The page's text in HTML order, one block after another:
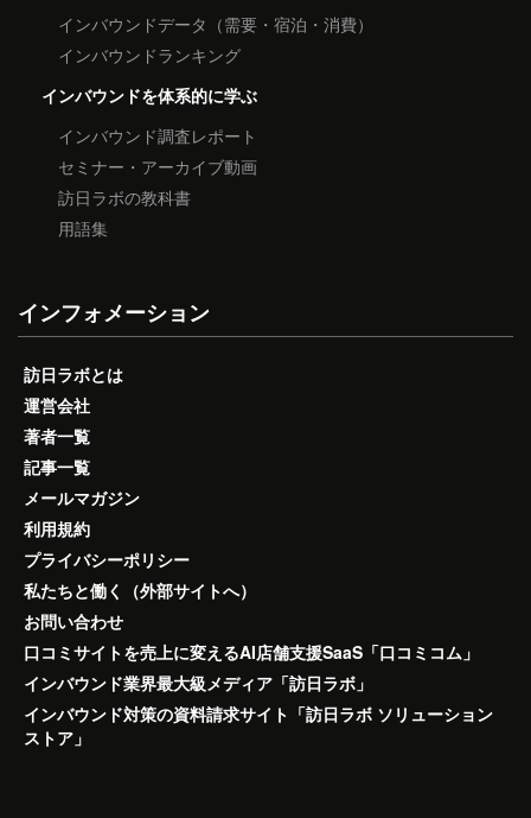
インバウンドデータ（需要・宿泊・消費）
インバウンドランキング
インバウンドを体系的に学ぶ
インバウンド調査レポート
セミナー・アーカイブ動画
訪日ラボの教科書
用語集
インフォメーション
訪日ラボとは
運営会社
著者一覧
記事一覧
メールマガジン
利用規約
プライバシーポリシー
私たちと働く（外部サイトへ）
お問い合わせ
口コミサイトを売上に変えるAI店舗支援SaaS「口コミコム」
インバウンド業界最大級メディア「訪日ラボ」
インバウンド対策の資料請求サイト「訪日ラボ ソリューション
ストア」